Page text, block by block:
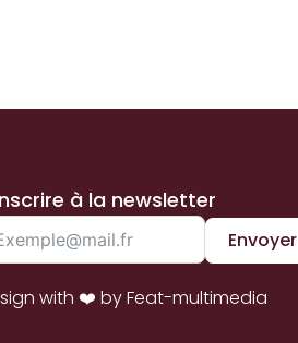
à la newsletter
Envoyer
with ❤️ by Feat-multimedia